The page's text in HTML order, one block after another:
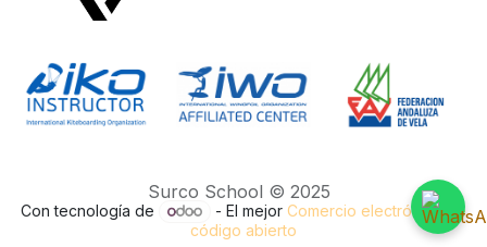
Surco School © 2025
Con tecnología de - El mejorComercio electrónico de
código abierto